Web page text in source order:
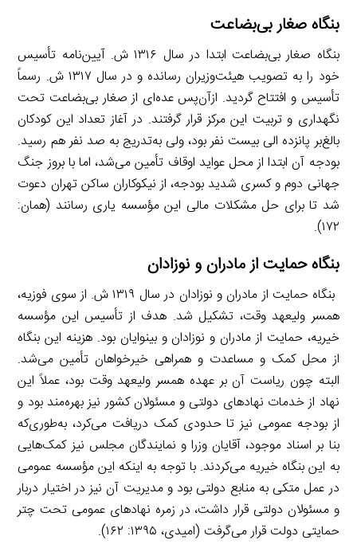
بنگاه صغار بی‌بضاعت
بنگاه صغار بی‌بضاعت ابتدا در سال ۱۳۱۶ ش. آیین‌نامه تأسیس
خود را به تصویب هیئت‌وزیران رسانده و در سال ۱۳۱۷ ش. رسماً
تأسیس و افتتاح گردید. ازآن‌پس عده‌ای از صغار بی‌بضاعت تحت
نگهداری و تربیت این مرکز قرار گرفتند. در آغاز تعداد این کودکان
بالغ‌بر پانزده الی بیست نفر بود، ولی به‌تدریج به صد نفر هم رسید.
بودجه آن ابتدا از محل عواید اوقاف تأمین می‌شد، اما با بروز جنگ
جهانی دوم و کسری شدید بودجه، از نیکوکاران ساکن تهران دعوت
شد تا برای حل مشکلات مالی این مؤسسه یاری رسانند (همان:
۱۷۲).
بنگاه حمایت از مادران و نوزادان
بنگاه حمایت از مادران و نوزادان در سال ۱۳۱۹ ش. از سوی فوزیه،
همسر ولیعهد وقت، تشکیل شد. هدف از تأسیس این مؤسسه
خیریه، حمایت از مادران و نوزادان و بینوایان بود. هزینه این بنگاه
از محل کمک و مساعدت و همراهی خیرخواهان تأمین می‌شد.
البته چون ریاست آن بر عهده همسر ولیعهد وقت بود، عملاً این
نهاد از خدمات نهادهای دولتی و مسئولان کشور نیز بهره‌مند بود و
از بودجه عمومی نیز تا حدودی کمک دریافت می‌کرد، به‌طوری‌که
بنا بر اسناد موجود، آقایان وزرا و نمایندگان مجلس نیز کمک‌هایی
به این بنگاه خیریه می‌کردند. با توجه به اینکه این مؤسسه عمومی
در عمل متکی به منابع دولتی بود و مدیریت آن نیز در اختیار دربار
و مسئولان دولتی قرار داشت، در زمره نهادهای عمومی تحت چتر
حمایتی دولت قرار می‌گرفت (امیدی، ۱۳۹۵: ۱۶۲).